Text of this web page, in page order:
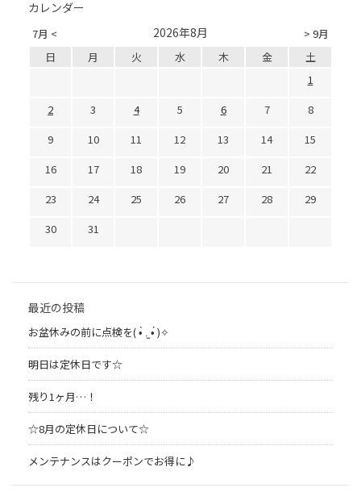
カレンダー
7月 < > 9月
2026年8月
日 月 火 水 木 金
土
1
2
3 4 5 6 7
8
9
10 11 12 13 14
15
16
17 18 19 20 21
22
23
24 25 26 27 28
29
30
31
最近の投稿
お盆休みの前に点検を( •̀ .̫ •́ )✧
明日は定休日です☆
残り1ヶ月…！
☆8月の定休日について☆
メンテナンスはクーポンでお得に♪